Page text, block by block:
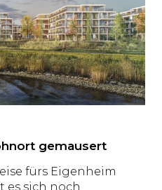
gemausert
fürs Eigenheim
es sich noch